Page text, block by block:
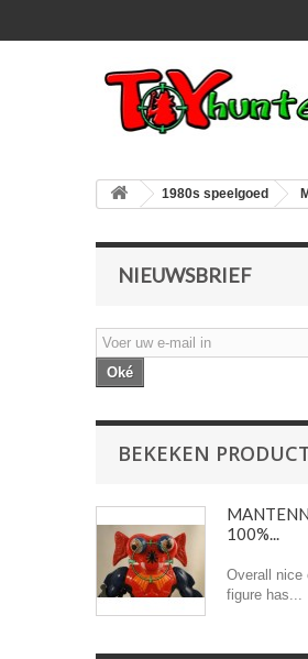
1980s speelgoed
NIEUWSBRIEF
Oké
BEKEKEN
100%...
Overall nice
figure has...